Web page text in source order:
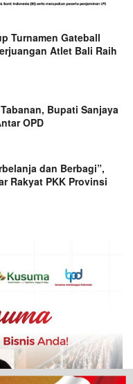
Turnamen Gateball
Atlet Bali Raih
Bupati Sanjaya
OPD
dan Berbagi”,
Rakyat PKK Provinsi